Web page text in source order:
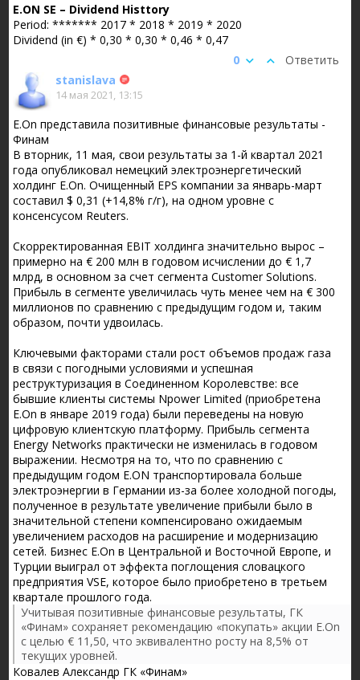
E.ON SE – Dividend Histtory
Period: ******* 2017 * 2018 * 2019 * 2020
Dividend (in €) * 0,30 * 0,30 * 0,46 * 0,47
Ответить
0
stanislava
14 мая 2021, 13:15
E.On представила позитивные финансовые результаты -
Финам
В вторник, 11 мая, свои результаты за 1-й квартал 2021
года опубликовал немецкий электроэнергетический
холдинг E.On. Очищенный EPS компании за январь-март
составил $ 0,31 (+14,8% г/г), на одном уровне с
консенсусом Reuters.
Скорректированная EBIT холдинга значительно вырос –
примерно на € 200 млн в годовом исчислении до € 1,7
млрд, в основном за счет сегмента Customer Solutions.
Прибыль в сегменте увеличилась чуть менее чем на € 300
миллионов по сравнению с предыдущим годом и, таким
образом, почти удвоилась.
Ключевыми факторами стали рост объемов продаж газа
в связи с погодными условиями и успешная
реструктуризация в Соединенном Королевстве: все
бывшие клиенты системы Npower Limited (приобретена
E.On в январе 2019 года) были переведены на новую
цифровую клиентскую платформу. Прибыль сегмента
Energy Networks практически не изменилась в годовом
выражении. Несмотря на то, что по сравнению с
предыдущим годом E.ON транспортировала больше
электроэнергии в Германии из-за более холодной погоды,
полученное в результате увеличение прибыли было в
значительной степени компенсировано ожидаемым
увеличением расходов на расширение и модернизацию
сетей. Бизнес E.On в Центральной и Восточной Европе, и
Турции выиграл от эффекта поглощения словацкого
предприятия VSE, которое было приобретено в третьем
квартале прошлого года.
Учитывая позитивные финансовые результаты, ГК
«Финам» сохраняет рекомендацию «покупать» акции E.On
с целью € 11,50, что эквивалентно росту на 8,5% от
текущих уровней.
Ковалев Александр ГК «Финам»